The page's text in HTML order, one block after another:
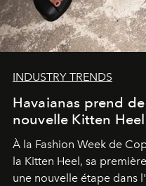
INDUSTRY TRENDS
Havaianas prend
nouvelle Kitten Heel
À la Fashion Week de
la Kitten Heel, sa
une nouvelle étape dans